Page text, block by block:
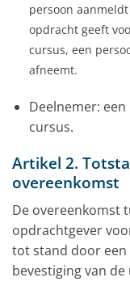
persoon
opdracht geeft
cursus, een
afneemt.
Deelnemer:
cursus.
Artikel 2.
overeenkomst
De overeenkomst
opdrachtgever
tot stand door
bevestiging van